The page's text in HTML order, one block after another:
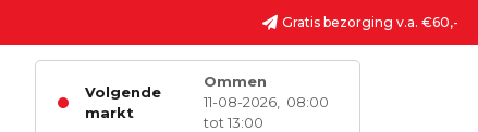
Gratis bezorging v.a. €60,-
Volgende
markt
Ommen
11-08-2026,
08:00
tot 13:00